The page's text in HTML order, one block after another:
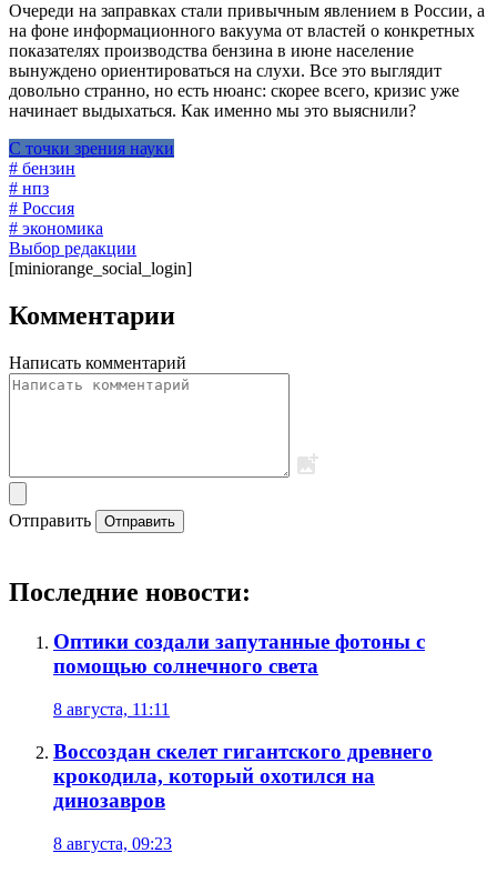
Очереди на заправках стали привычным явлением в России, а
на фоне информационного вакуума от властей о конкретных
показателях производства бензина в июне население
вынуждено ориентироваться на слухи. Все это выглядит
довольно странно, но есть нюанс: скорее всего, кризис уже
начинает выдыхаться. Как именно мы это выяснили?
С точки зрения науки
# бензин
# нпз
# Россия
# экономика
Выбор редакции
[miniorange_social_login]
Комментарии
Написать комментарий
Отправить Отправить
Последние новости:
Оптики создали запутанные фотоны с
помощью солнечного света
8 августа, 11:11
Воссоздан скелет гигантского древнего
крокодила, который охотился на
динозавров
8 августа, 09:23